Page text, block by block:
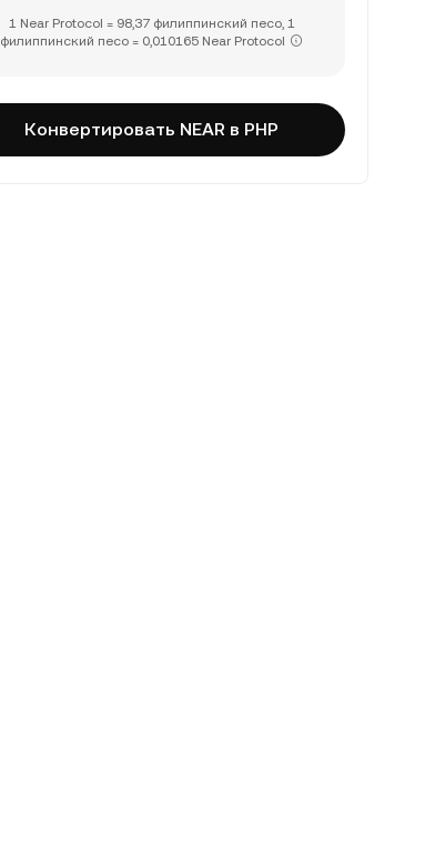
1 Near Protocol = 98,37 филиппинский песо, 1
филиппинский песо = 0,010165 Near Protocol
Конвертировать NEAR в PHP